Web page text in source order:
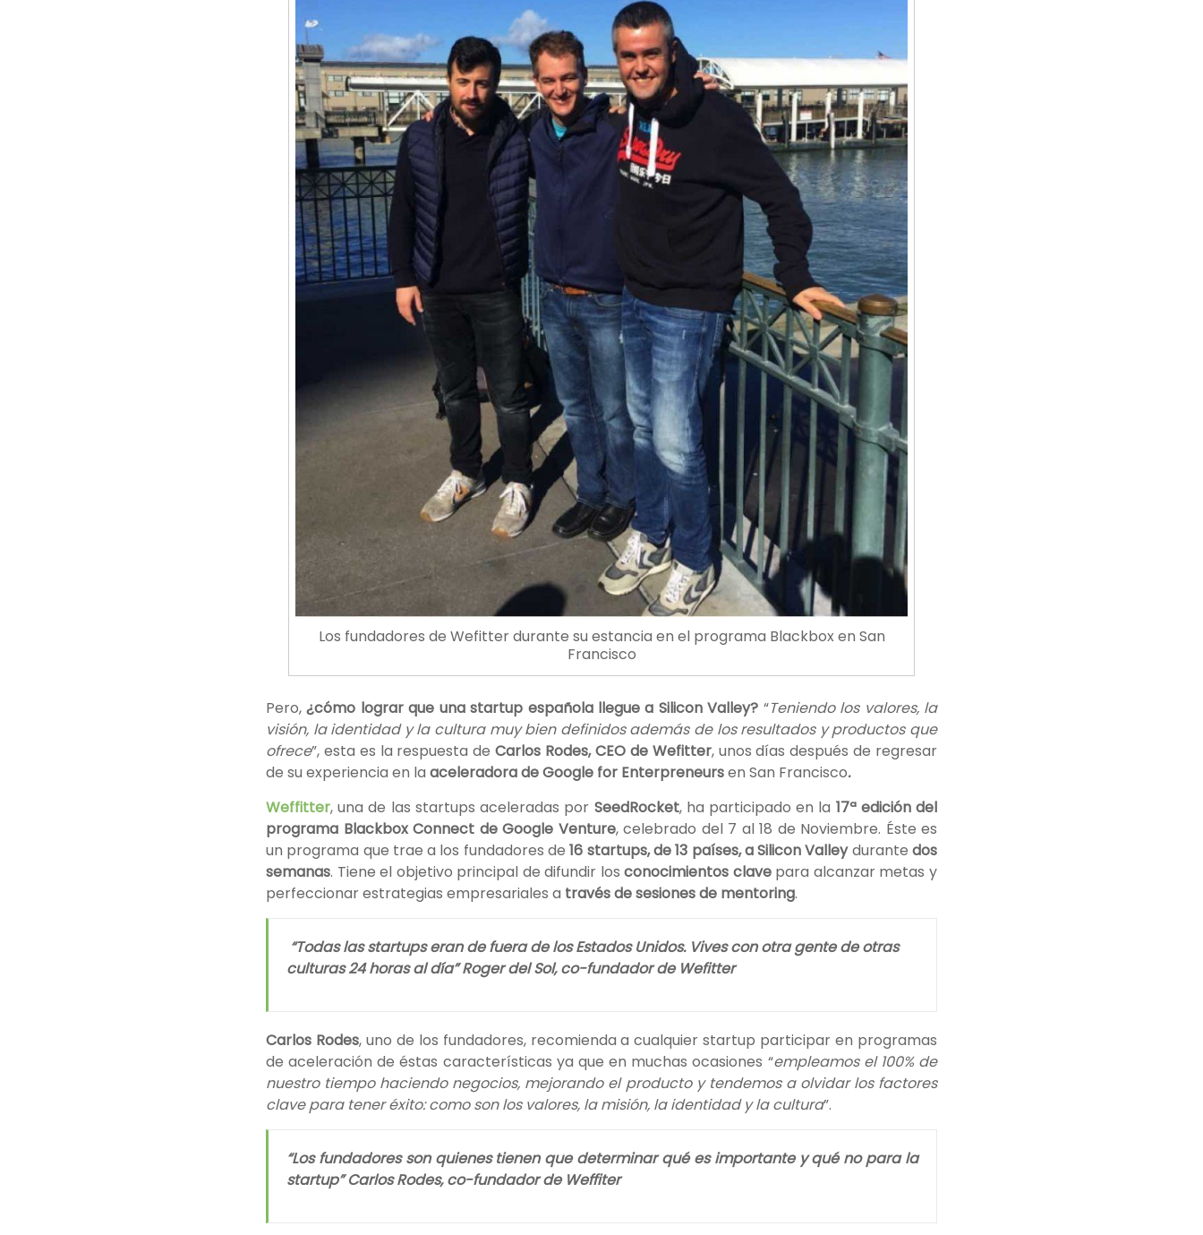
Los fundadores de Wefitter durante su estancia en el programa Blackbox en San
Francisco
Pero, ¿cómo lograr que una startup española llegue a Silicon Valley? “Teniendo los valores, la
visión, la identidad y la cultura muy bien definidos además de los resultados y productos que
ofrece”, esta es la respuesta deCarlos Rodes, CEO de Wefitter, unos días después de regresar
de su experiencia en la aceleradora de Google for Enterpreneursen San Francisco.
Weffitter, una de las startups aceleradas por SeedRocket, ha participado en la 17ª edición del
programa Blackbox Connect de Google Venture, celebrado del 7 al 18 de Noviembre. Éste es
un programa que trae a los fundadores de16 startups, de 13 países, a Silicon Valleydurantedos
semanas. Tiene el objetivo principal de difundir losconocimientos clavepara alcanzar metas y
perfeccionar estrategias empresariales a través de sesiones de mentoring.
“Todas las startups eran de fuera de los Estados Unidos. Vives con otra gente de otras
culturas 24 horas al día” Roger del Sol, co-fundador de Wefitter
Carlos Rodes, uno de los fundadores, recomienda a cualquier startup participar en programas
de aceleración de éstas características ya que en muchas ocasiones “empleamos el 100% de
nuestro tiempo haciendo negocios, mejorando el producto y tendemos a olvidar los factores
clave para tener éxito: como son los valores, la misión, la identidad y la cultura”.
“Los fundadores son quienes tienen que determinar qué es importante y qué no para la
startup” Carlos Rodes, co-fundador de Weffiter